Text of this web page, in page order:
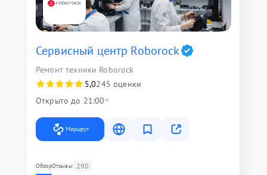
Сервисный центр Roborock
Ремонт техники Roborock
5,0245 оценки
Открыто до 21:00
Маршрут
ОбзорОтзывы 290